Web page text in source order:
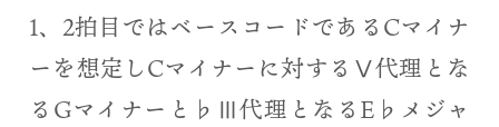
1、2拍目ではベースコードであるCマイナ
ーを想定しCマイナーに対するⅤ代理とな
るGマイナーと♭Ⅲ代理となるE♭メジャ